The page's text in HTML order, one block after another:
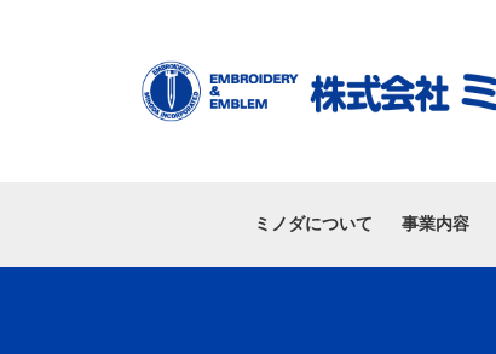
ミノダについて 事業内容